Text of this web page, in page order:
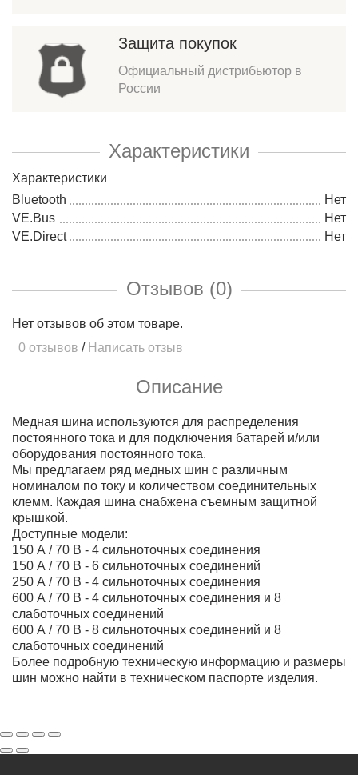
Защита покупок
Официальный дистрибьютор в
России
Характеристики
Характеристики
Bluetooth
Нет
VE.Bus
Нет
VE.Direct
Нет
Отзывов (0)
Нет отзывов об этом товаре.
0 отзывов / Написать отзыв
Описание
Медная шина используются для распределения
постоянного тока и для подключения батарей и/или
оборудования постоянного тока.
Мы предлагаем ряд медных шин с различным
номиналом по току и количеством соединительных
клемм. Каждая шина снабжена съемным защитной
крышкой.
Доступные модели:
150 А / 70 В - 4 сильноточных соединения
150 А / 70 В - 6 сильноточных соединений
250 А / 70 В - 4 сильноточных соединения
600 А / 70 В - 4 сильноточных соединения и 8
слаботочных соединений
600 А / 70 В - 8 сильноточных соединений и 8
слаботочных соединений
Более подробную техническую информацию и размеры
шин можно найти в техническом паспорте изделия.